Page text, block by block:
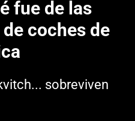
fue de las
coches de
sobreviven